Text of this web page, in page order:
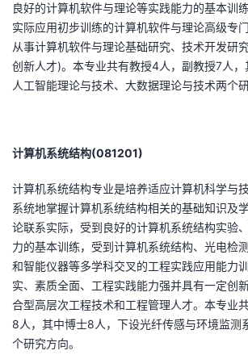
子
直
播
的
活
动
我
的
关
我
的
者
学
堂
我
我
支
持
我
的
我
良好的计算机软件与理论等实践能力的基本训
实际应用初步训练的计算机软件与理论高级专
从事计算机软件与理论基础研究、技术开发研
创新人才)。本专业共有教授4人，副教授7人
人工智能理论与技术、大数据理论与技术两个研
计算机系统结构(081201)
计算机系统结构专业是培养适应计算机科学与
系统地掌握计算机系统结构相关的基础知识及
论联系实际，受到良好的计算机系统结构实验
力的基本训练，受到计算机系统结构、光电检
和智能仪器等多学科交叉的工程实践应用能力
实、素质全面、工程实践能力强并具有一定创
合型高层次工程技术和工程管理人才。本专业
8人，其中博士8人，下设光纤传感与环境监测
个研究方向。